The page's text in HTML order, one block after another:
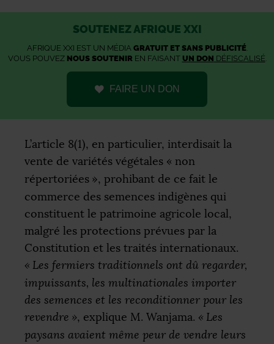
SOUTENEZ AFRIQUE XXI
AFRIQUE XXI EST UN MÉDIA GRATUIT ET SANS PUBLICITÉ.
VOUS POUVEZ NOUS SOUTENIR EN FAISANT UN DON DÉFISCALISÉ
FAIRE UN DON
L’article 8(1), en particulier, interdisait la
vente de variétés végétales « non
répertoriées », prohibant de ce fait le
commerce des semences indigènes qui
constituent le patrimoine agricole local,
malgré les protections prévues par la
Constitution et les traités internationaux.
« Les fermiers traditionnels ont dû regarder,
impuissants, les multinationales importer
des semences et les reconditionner pour les
revendre », explique M. Wanjama. « Les
paysans avaient même peur de vendre leurs